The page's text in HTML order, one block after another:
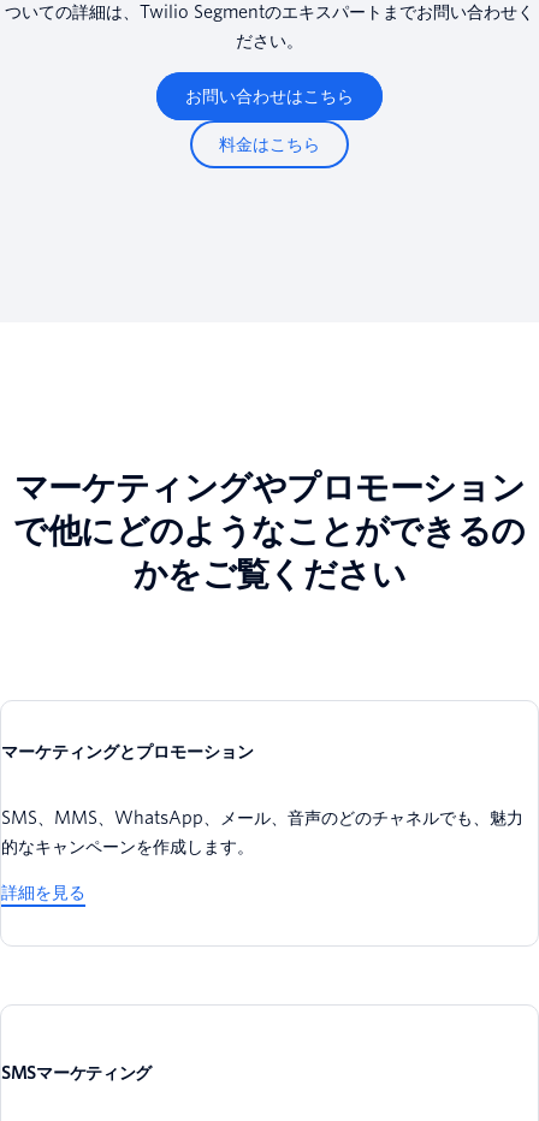
ついての詳細は、Twilio Segmentのエキスパートまでお問い合わせく
ださい。
お問い合わせはこちら
料金はこちら
マーケティングやプロモーション
で他にどのようなことができるの
かをご覧ください
マーケティングとプロモーション
SMS、MMS、WhatsApp、メール、音声のどのチャネルでも、魅力
的なキャンペーンを作成します。
詳細を見る
SMSマーケティング